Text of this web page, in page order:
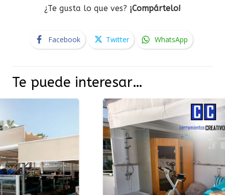
¿Te gusta lo que ves? ¡Compártelo!
Facebook Twitter WhatsApp
Te puede interesar…